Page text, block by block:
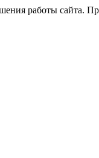
работы сайта.